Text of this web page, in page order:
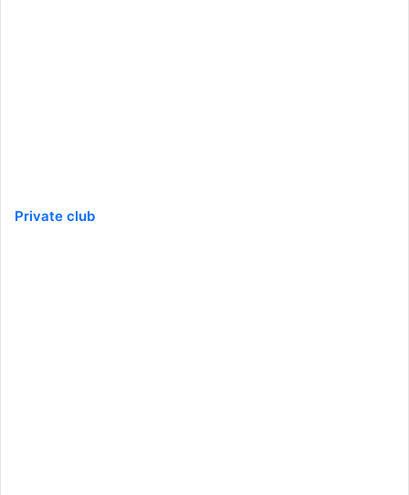
Private club